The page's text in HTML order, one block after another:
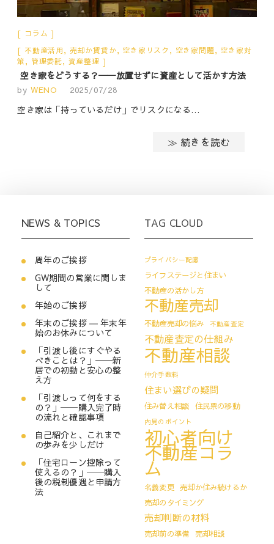
コラム
不動産活用, 売却か賃貸か, 空き家リスク , 空き家問題, 空き家対
策, 管理委託, 資産整理
空き家をどうする？──放置せずに資産として活かす方法
by WENO 2025/07/28
空き家は「持っているだけ」でリスクになる…
≫ 続きを読む
NEWS & TOPICS
周年のご挨拶
GW期間の営業に関しま
して
年始のご挨拶
年末のご挨拶 ― 年末年
始のお休みについて
「引渡し後にすぐやる
べきことは？」──新
居での初動と安心の整
え方
「引渡しって何をする
の？」──購入完了時
の流れと確認事項
自己紹介と、これまで
の歩みを少しだけ
「住宅ローン控除って
使えるの？」──購入
後の税制優遇と申請方
法
TAG CLOUD
プライバシー配慮
ライフステージと住まい
不動産の活かし方
不動産売却
不動産売却の悩み 不動産査定
不動産査定の仕組み
不動産相談
仲介手数料
住まい選びの疑問
住み替え相談 住民票の移動
内見のポイント
初心者向け
不動産コラ
ム
名義変更 売却か住み続けるか
売却のタイミング
売却判断の材料
売却前の準備 売却相談